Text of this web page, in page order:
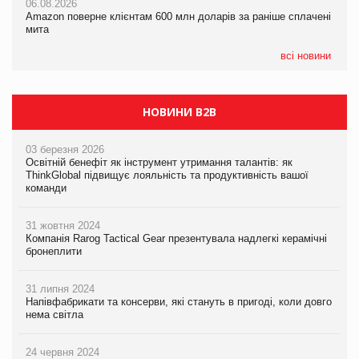
06.08.2026
Amazon поверне клієнтам 600 млн доларів за раніше сплачені
мита
всі новини
05.08.2026
Сергій Лісунов про заморожені хлібобулочні вироби на
05.08.2026
У Євросоюзі набули чинності нові правила щодо штучного
інтелекту
НОВИНИ B2B
03 березня 2026
Освітній бенефіт як інструмент утримання талантів: як
ThinkGlobal підвищує лояльність та продуктивність вашої
команди
31 жовтня 2024
Компанія Rarog Tactical Gear презентувала надлегкі керамічні
бронеплити
31 липня 2024
Напівфабрикати та консерви, які стануть в пригоді, коли довго
нема світла
24 червня 2024